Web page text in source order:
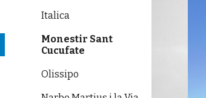
Italica
Monestir Sant
Cucufate
Olissipo